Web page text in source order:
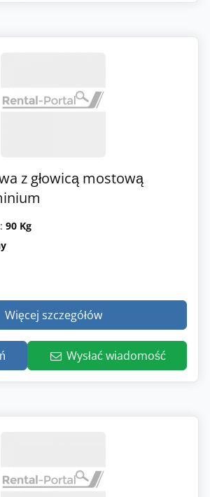
z głowicą mostową
90 Kg
Więcej szczegółów
Wysłać wiadomość